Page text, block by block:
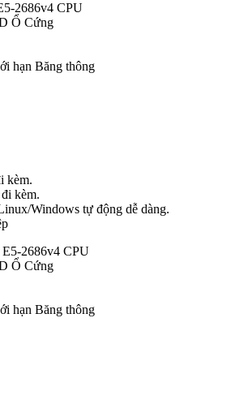
2686v4 CPU
Ổ Cứng
hạn Băng thông
kèm.
kèm.
Windows tự động dễ dàng.
E5-2686v4 CPU
Ổ Cứng
hạn Băng thông